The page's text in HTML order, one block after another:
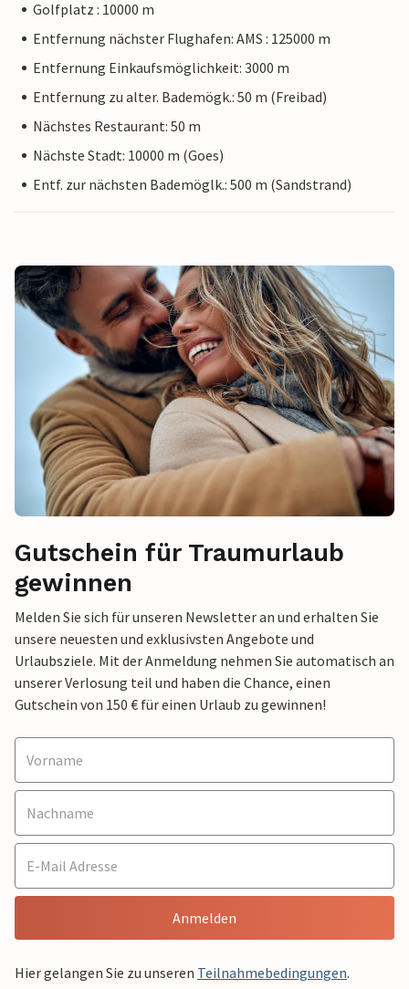
Golfplatz : 10000 m
Entfernung nächster Flughafen: AMS : 125000 m
Entfernung Einkaufsmöglichkeit: 3000 m
Entfernung zu alter. Bademögk.: 50 m (Freibad)
Nächstes Restaurant: 50 m
Nächste Stadt: 10000 m (Goes)
Entf. zur nächsten Bademöglk.: 500 m (Sandstrand)
Gutschein für Traumurlaub
gewinnen
Melden Sie sich für unseren Newsletter an und erhalten Sie
unsere neuesten und exklusivsten Angebote und
Urlaubsziele. Mit der Anmeldung nehmen Sie automatisch an
unserer Verlosung teil und haben die Chance, einen
Gutschein von 150 € für einen Urlaub zu gewinnen!
Anmelden
Hier gelangen Sie zu unseren Teilnahmebedingungen.